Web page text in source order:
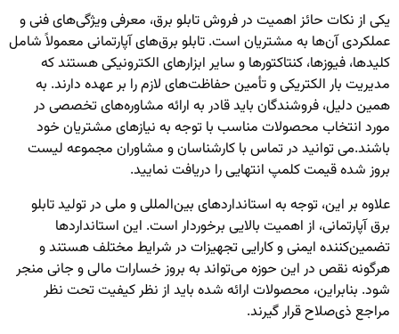
یکی از نکات حائز اهمیت در فروش تابلو برق، معرفی ویژگی‌های فنی و
عملکردی آن‌ها به مشتریان است. تابلو برق‌های آپارتمانی معمولاً شامل
کلیدها، فیوزها، کنتاکتورها و سایر ابزارهای الکترونیکی هستند که
مدیریت بار الکتریکی و تأمین حفاظت‌های لازم را بر عهده دارند. به
همین دلیل، فروشندگان باید قادر به ارائه مشاوره‌های تخصصی در
مورد انتخاب محصولات مناسب با توجه به نیازهای مشتریان خود
باشند.می توانید در تماس با کارشناسان و مشاوران مجموعه لیست
بروز شدهقیمت کلمپ انتهاییرا دریافت نمایید.
علاوه بر این، توجه به استانداردهای بین‌المللی و ملی در تولید تابلو
برق آپارتمانی، از اهمیت بالایی برخوردار است. این استانداردها
تضمین‌کننده ایمنی و کارایی تجهیزات در شرایط مختلف هستند و
هرگونه نقص در این حوزه می‌تواند به بروز خسارات مالی و جانی منجر
شود. بنابراین، محصولات ارائه شده باید از نظر کیفیت تحت نظر
مراجع ذی‌صلاح قرار گیرند.